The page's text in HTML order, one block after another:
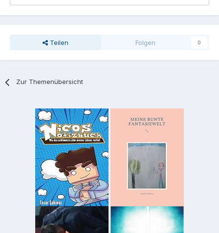
Teilen Folgen 0
Zur Themenübersicht